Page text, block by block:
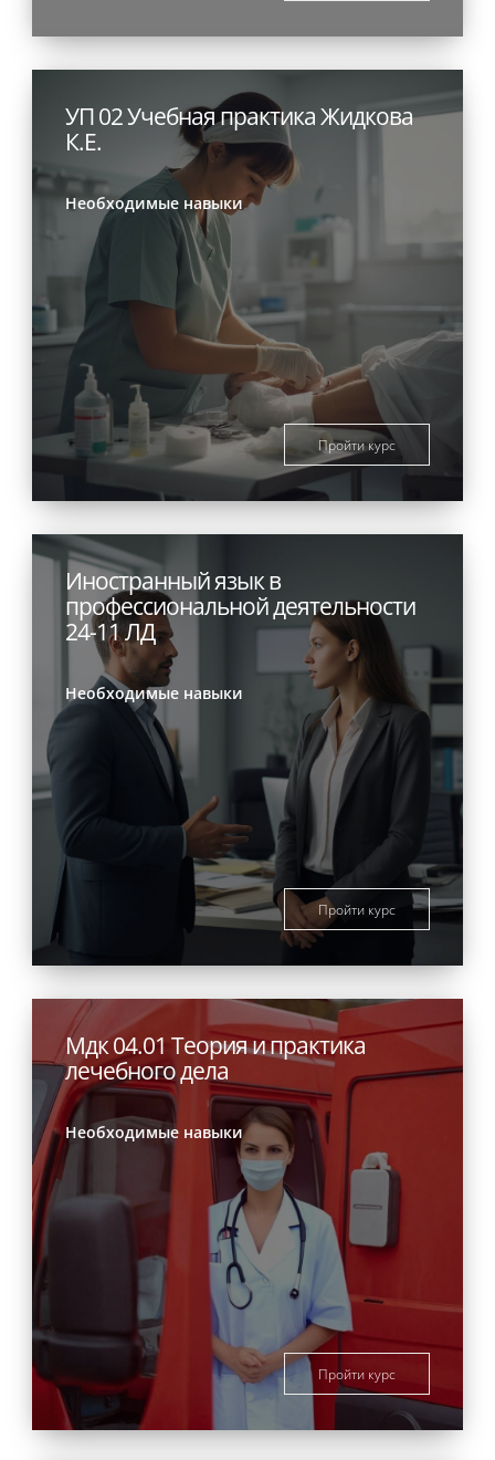
УП 02 Учебная практика Жидкова
К.Е.
Необходимые навыки
Пройти курс
Иностранный язык в
профессиональной деятельности
24-11 ЛД
Необходимые навыки
Пройти курс
Мдк 04.01 Теория и практика
лечебного дела
Необходимые навыки
Пройти курс